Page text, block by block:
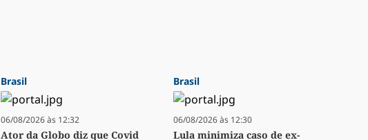
Brasil
06/08/2026 às 12:32
Ator da Globo diz que Covid
Brasil
06/08/2026 às 12:30
Lula minimiza caso de ex-